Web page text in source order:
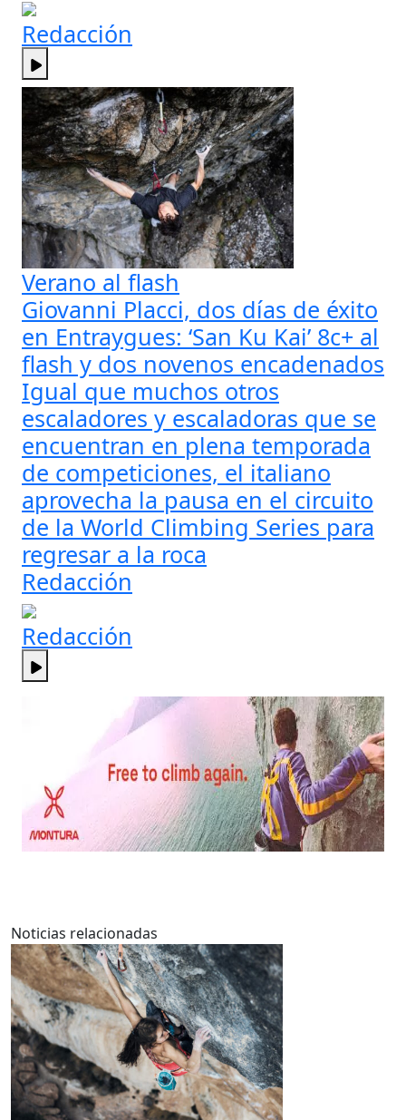
Redacción
Verano al flash
Giovanni Placci, dos días de éxito
en Entraygues: ‘San Ku Kai’ 8c+ al
flash y dos novenos encadenados
Igual que muchos otros
escaladores y escaladoras que se
encuentran en plena temporada
de competiciones, el italiano
aprovecha la pausa en el circuito
de la World Climbing Series para
regresar a la roca
Redacción
Redacción
Noticias relacionadas